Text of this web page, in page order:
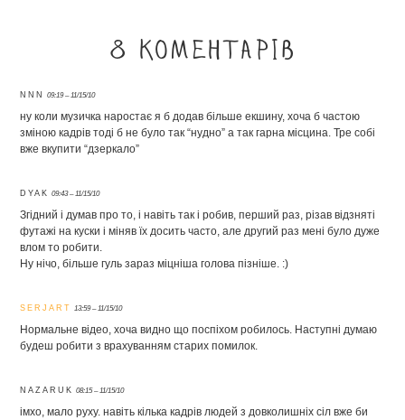
8 коментарів
NNN 09:19 – 11/15/10
ну коли музичка наростає я б додав більше екшину, хоча б частою
зміною кадрів тоді б не було так “нудно” а так гарна місцина. Тре собі
вже вкупити “дзеркало”
DYAK 09:43 – 11/15/10
Згідний і думав про то, і навіть так і робив, перший раз, різав відзняті
футажі на куски і міняв їх досить часто, але другий раз мені було дуже
влом то робити.
Ну нічо, більше гуль зараз міцніша голова пізніше. :)
SERJART 13:59 – 11/15/10
Нормальне відео, хоча видно що поспіхом робилось. Наступні думаю
будеш робити з врахуванням старих помилок.
NAZARUK 08:15 – 11/15/10
імхо, мало руху. навіть кілька кадрів людей з довколишніх сіл вже би